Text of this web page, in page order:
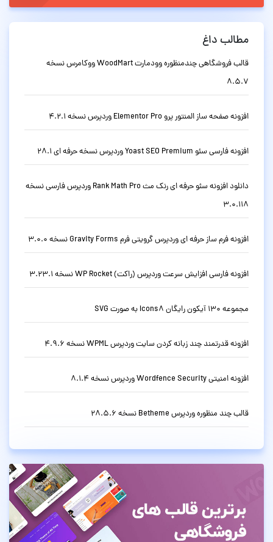
مطالب داغ
قالب فروشگاهی چندمنظوره وودمارت WoodMart ووکامرس نسخه
8.5.7
افزونه صفحه ساز المنتور پرو Elementor Pro وردپرس نسخه 4.2.1
افزونه فارسی سئو Yoast SEO Premium وردپرس نسخه حرفه ای 28.1
دانلود افزونه سئو حرفه ای رنک مث Rank Math Pro وردپرس فارسی نسخه
3.0.118
افزونه فرم ساز حرفه ای وردپرس گرویتی فرم Gravity Forms نسخه 3.0.0
افزونه فارسی افزایش سرعت وردپرس (راکت) WP Rocket نسخه 3.23.1
مجموعه 130 آیکون رایگان Icons8 به صورت SVG
افزونه قدرتمند چند زبانه کردن سایت وردپرس WPML نسخه 4.9.6
افزونه امنیتی Wordfence Security وردپرس نسخه 8.1.4
قالب چند منظوره وردپرس Betheme نسخه 28.5.6